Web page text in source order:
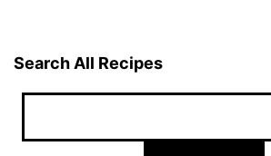
Search All Recipes